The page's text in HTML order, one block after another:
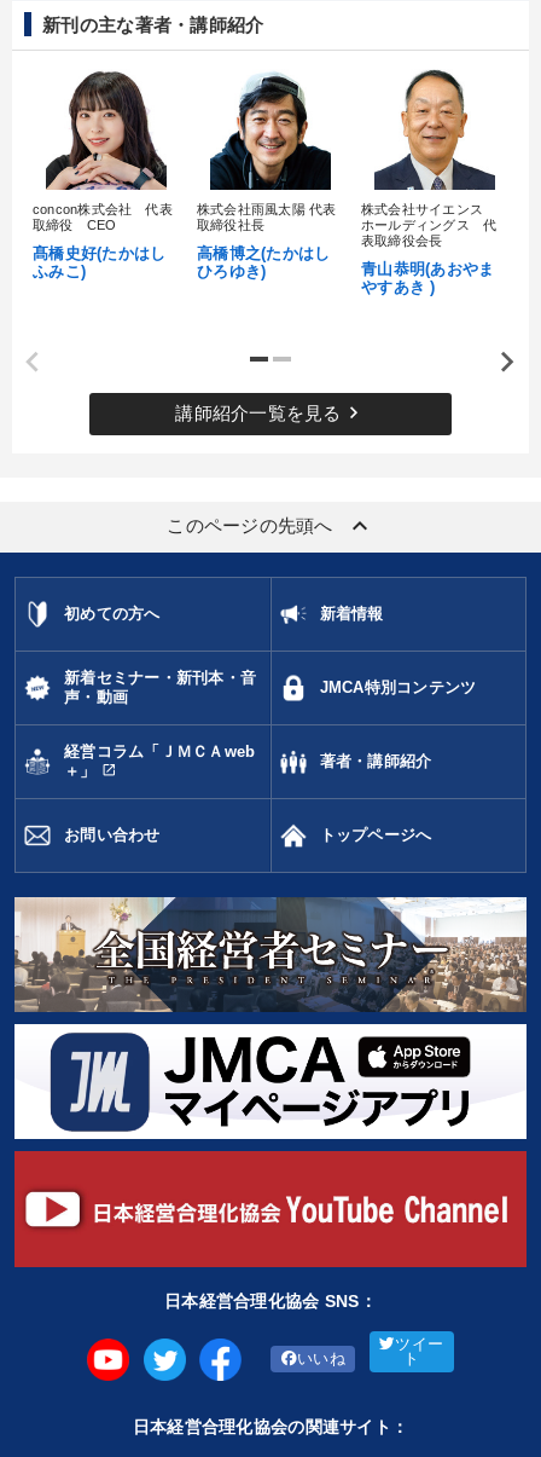
新刊の主な著者・講師紹介
concon株式会社 代表
取締役 CEO
髙橋史好(たかはし
ふみこ)
株式会社雨風太陽 代表
取締役社長
高橋博之(たかはし
ひろゆき)
株式会社サイエンス
ホールディングス 代
表取締役会長
青山恭明(あおやま
やすあき )
講師紹介一覧を見る keyboard_arrow_right
このページの先頭へ keyboard_arrow_up
初めての方へ 新着情報
新着セミナー・新刊本・音
声・動画
JMCA特別コンテンツ
経営コラム「ＪＭＣＡweb
＋」
open_in_new
著者・講師紹介
お問い合わせ トップページへ
日本経営合理化協会 SNS：
いいね
ツイー
ト
日本経営合理化協会の関連サイト：